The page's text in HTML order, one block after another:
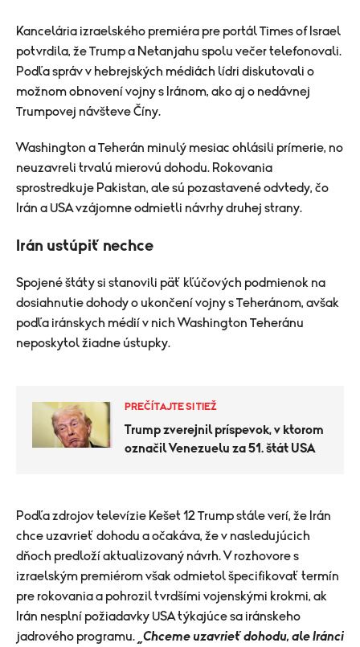
Kancelária izraelského premiéra pre portál Times of Israel
potvrdila, že Trump a Netanjahu spolu večer telefonovali.
Podľa správ v hebrejských médiách lídri diskutovali o
možnom obnovení vojny s Iránom, ako aj o nedávnej
Trumpovej návšteve Číny.
Washington a Teherán minulý mesiac ohlásili prímerie, no
neuzavreli trvalú mierovú dohodu. Rokovania
sprostredkuje Pakistan, ale sú pozastavené odvtedy, čo
Irán a USA vzájomne odmietli návrhy druhej strany.
Irán ustúpiť nechce
Spojené štáty si stanovili päť kľúčových podmienok na
dosiahnutie dohody o ukončení vojny s Teheránom, avšak
podľa iránskych médií v nich Washington Teheránu
neposkytol žiadne ústupky.
PREČÍTAJTE SI TIEŽ
Trump zverejnil príspevok, v ktorom
označil Venezuelu za 51. štát USA
Podľa zdrojov televízie Kešet 12 Trump stále verí, že Irán
chce uzavrieť dohodu a očakáva, že v nasledujúcich
dňoch predloží aktualizovaný návrh. V rozhovore s
izraelským premiérom však odmietol špecifikovať termín
pre rokovania a pohrozil tvrdšími vojenskými krokmi, ak
Irán nesplní požiadavky USA týkajúce sa iránskeho
jadrového programu.
„Chceme uzavrieť dohodu, ale Iránci